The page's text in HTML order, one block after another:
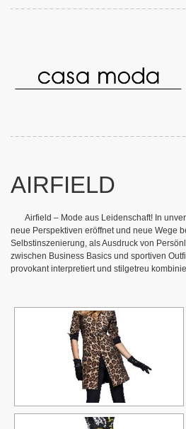
AIRFIELD
Airfield – Mode aus Leidenschaft! In
neue Perspektiven eröffnet und neue Wege
Selbstinszenierung, als Ausdruck von
zwischen Business Basics und sportiven
provokant interpretiert und stilgetreu